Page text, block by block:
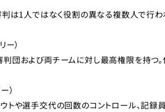
は1人ではなく役割の異なる複数人で行
ー）
団および両チームに対し最高権限を持つ
）
トや選手交代の回数のコントロール、記録